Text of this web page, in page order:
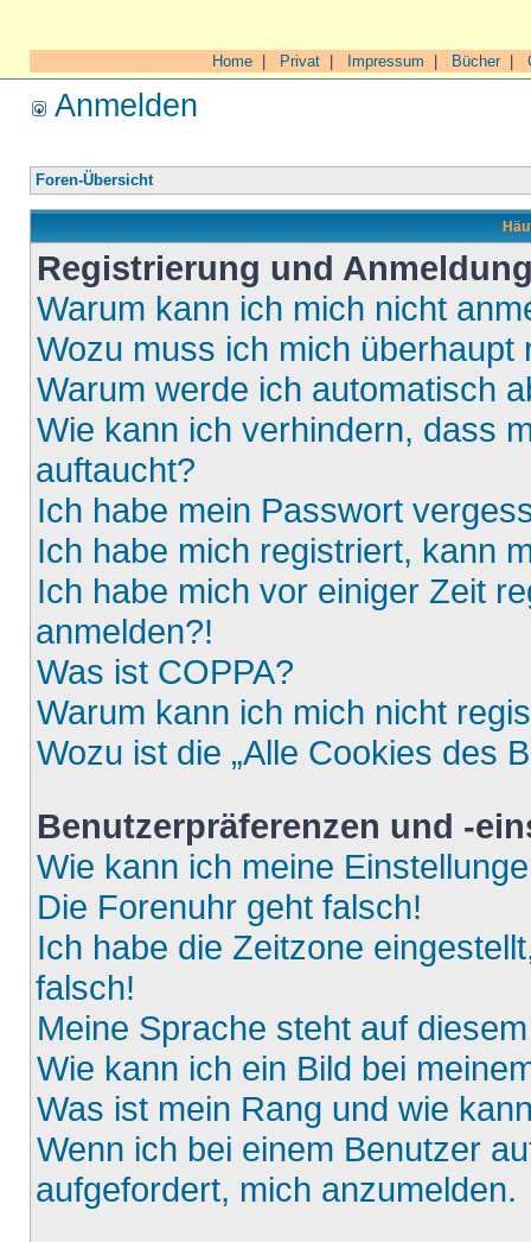
Home Privat Impressum Bücher|
Anmelden
Foren-Übersicht
Registrierung und
Warum kann ich mich nicht
Wozu muss ich mich überhaupt
Warum werde ich automatisch
Wie kann ich verhindern, dass
auftaucht?
Ich habe mein Passwort
Ich habe mich registriert, kann
Ich habe mich vor einiger Zeit
anmelden?!
Was ist COPPA?
Warum kann ich mich nicht
Wozu ist die „Alle Cookies des
Benutzerpräferenzen und -
Wie kann ich meine
Die Forenuhr geht falsch!
Ich habe die Zeitzone
falsch!
Meine Sprache steht auf
Wie kann ich ein Bild bei
Was ist mein Rang und wie
Wenn ich bei einem Benutzer
aufgefordert, mich anzumelden.